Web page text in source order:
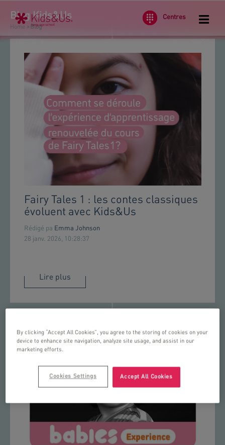
Centres
Blog Kids&Us
Home > Blog
Fairy Tales 1 : les contes classiques
évoluent avec Kids&Us
Rédigé pa Emma Johnson
28 janv. 2026, 10:28:37
Lire plus
By clicking “Accept All Cookies”, you agree to the storing of cookies on your
device to enhance site navigation, analyze site usage, and assist in our
marketing efforts.
Accept All Cookies
Cookies Settings